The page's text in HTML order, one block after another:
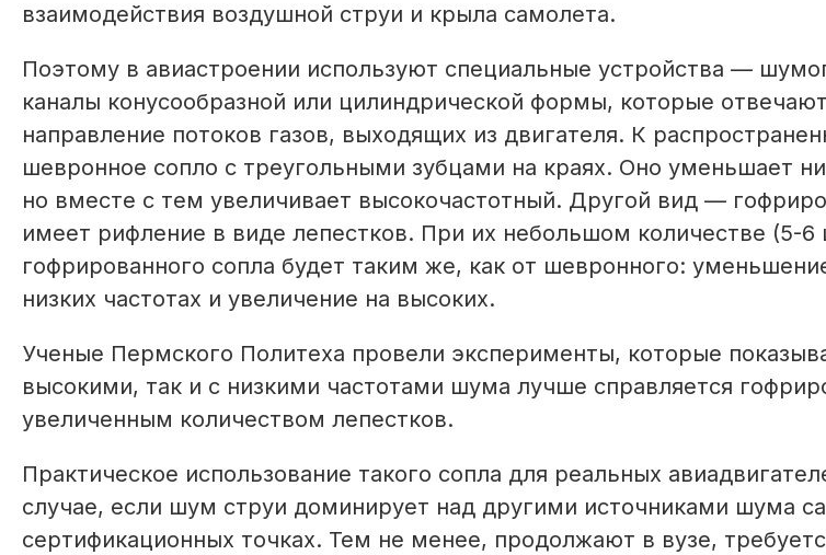
взаимодействия воздушной струи и крыла самолета.
Поэтому в авиастроении используют специальные устройства —
каналы конусообразной или цилиндрической формы, которые
направление потоков газов, выходящих из двигателя. К
шевронное сопло с треугольными зубцами на краях. Оно уменьшает
но вместе с тем увеличивает высокочастотный. Другой вид —
имеет рифление в виде лепестков. При их небольшом количестве (5-6
гофрированного сопла будет таким же, как от шевронного:
низких частотах и увеличение на высоких.
Ученые Пермского Политеха провели эксперименты, которые
высокими, так и с низкими частотами шума лучше справляется
увеличенным количеством лепестков.
Практическое использование такого сопла для реальных
случае, если шум струи доминирует над другими источниками шума
сертификационных точках. Тем не менее, продолжают в вузе,